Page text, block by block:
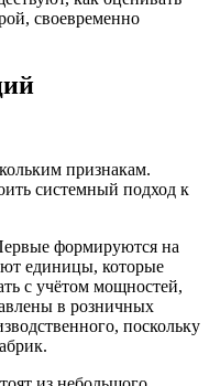
своевременно
признакам.
системный подход к
формируются на
единицы, которые
с учётом мощностей,
в розничных
поскольку